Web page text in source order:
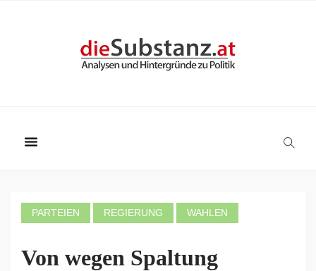
PARTEIEN REGIERUNG WAHLEN
Von wegen Spaltung